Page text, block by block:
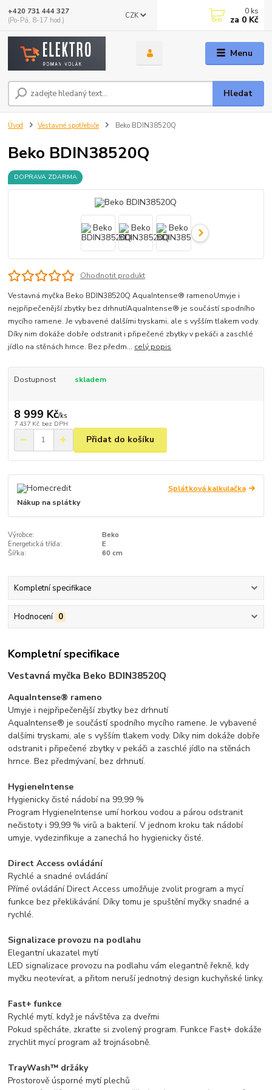
Menu
CZK
Hledat
+420 731 444 327
(Po-Pá, 8-17 hod.)
0 ks
za 0 Kč
Úvod Vestavné spotřebiče Beko BDIN38520Q
Beko BDIN38520Q
DOPRAVA ZDARMA
Ohodnotit produkt
Vestavná myčka Beko BDIN38520Q AquaIntense® ramenoUmyje i
nejpřipečenější zbytky bez drhnutíAquaIntense® je součástí spodního
mycího ramene. Je vybavené dalšími tryskami, ale s vyšším tlakem vody.
Díky nim dokáže dobře odstranit i připečené zbytky v pekáči a zaschlé
jídlo na stěnách hrnce. Bez předm... celý popis
Dostupnost skladem
8 999 Kč/ks
7 437 Kč bez DPH
Přidat do košíku
Splátková kalkulačka
Nákup na splátky
Výrobce:
Beko
Energetická třída:
E
Šířka:
60 cm
Kompletní specifikace
Hodnocení 0
Kompletní specifikace
Vestavná myčka Beko BDIN38520Q
AquaIntense® rameno
Umyje i nejpřipečenější zbytky bez drhnutí
AquaIntense® je součástí spodního mycího ramene. Je vybavené
dalšími tryskami, ale s vyšším tlakem vody. Díky nim dokáže dobře
odstranit i připečené zbytky v pekáči a zaschlé jídlo na stěnách
hrnce. Bez předmývaní, bez drhnutí.
HygieneIntense
Hygienicky čisté nádobí na 99,99 %
Program HygieneIntense umí horkou vodou a párou odstranit
nečistoty i 99,99 % virů a bakterií. V jednom kroku tak nádobí
umyje, vydezinfikuje a zanechá ho hygienicky čisté.
Direct Access ovládání
Rychlé a snadné ovládání
Přímé ovládání Direct Access umožňuje zvolit program a mycí
funkce bez překlikávání. Díky tomu je spuštění myčky snadné a
rychlé.
Signalizace provozu na podlahu
Elegantní ukazatel mytí
LED signalizace provozu na podlahu vám elegantně řekně, kdy
myčku neotevírat, a přitom neruší jednotný design kuchyňské linky.
Fast+ funkce
Rychlé mytí, když je návštěva za dveřmi
Pokud spěcháte, zkraťte si zvolený program. Funkce Fast+ dokáže
zrychlit mycí program až trojnásobně.
TrayWash™ držáky
Prostorově úsporné mytí plechů